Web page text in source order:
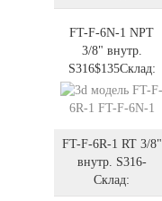
FT-F-6N-1 NPT
3/8" внутр.
S316$135Склад:
FT-F-6R-1 RT 3/8"
внутр. S316-
Склад: